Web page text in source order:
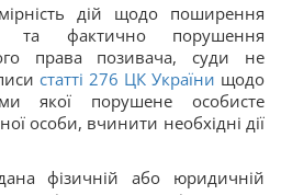
дій щодо поширення
та фактично порушення
права позивача, суди не
статті 276 ЦК України щодо
якої порушене особисте
особи, вчинити необхідні дії
фізичній або юридичній